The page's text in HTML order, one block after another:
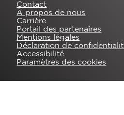
Contact
À propos de nous
Carrière
Portail des partenaires
Mentions légales
Déclaration de
Accessibilité
Paramètres des cookies